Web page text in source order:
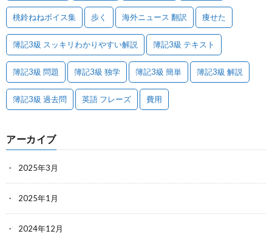
桃鈴ねねボイス集 歩く 海外ニュース 翻訳 痩せた
簿記3級 スッキリわかりやすい解説 簿記3級 テキスト
簿記3級 問題 簿記3級 独学 簿記3級 簡単 簿記3級 解説
簿記3級 過去問 英語 フレーズ 費用
アーカイブ
2025年3月
2025年1月
2024年12月